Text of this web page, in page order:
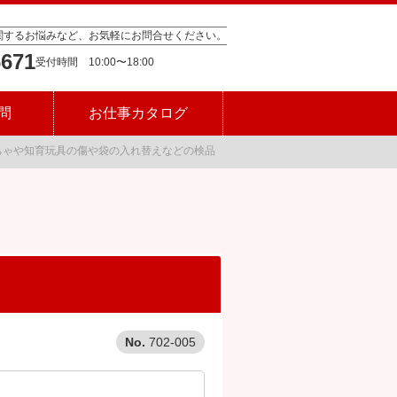
るお悩みなど、お気軽にお問合せください。
お仕事カタログ
や知育玩具の傷や袋の入れ替えなどの検品
702-005